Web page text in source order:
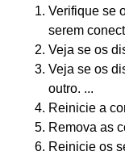
Verifique se
serem
Veja se os
Veja se os
outro. ...
Reinicie a
Remova as
Reinicie os